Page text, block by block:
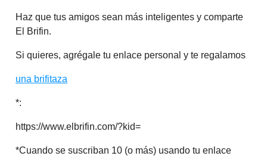
Haz que tus amigos sean más inteligentes y comparte
El Brifin.
Si quieres, agrégale tu enlace personal y te regalamos
una brifitaza
*:
https://www.elbrifin.com/?kid=
*Cuando se suscriban 10 (o más) usando tu enlace